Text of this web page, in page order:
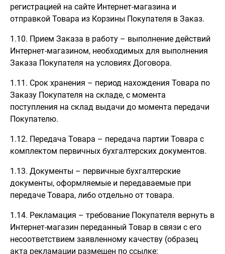
регистрацией на сайте Интернет-магазина и
отправкой Товара из Корзины Покупателя в Заказ.
1.10. Прием Заказа в работу – выполнение действий
Интернет-магазином, необходимых для выполнения
Заказа Покупателя на условиях Договора.
1.11. Срок хранения – период нахождения Товара по
Заказу Покупателя на складе, с момента
поступления на склад выдачи до момента передачи
Покупателю.
1.12. Передача Товара – передача партии Товара с
комплектом первичных бухгалтерских документов.
1.13. Документы – первичные бухгалтерские
документы, оформляемые и передаваемые при
передаче Товара, либо отдельно от товара.
1.14. Рекламация – требование Покупателя вернуть в
Интернет-магазин переданный Товар в связи с его
несоответствием заявленному качеству (образец
акта рекламации размещен по ссылке: